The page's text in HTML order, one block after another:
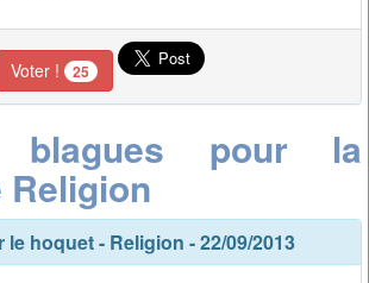
Voter ! 25
blagues pour la
le hoquet- Religion - 22/09/2013